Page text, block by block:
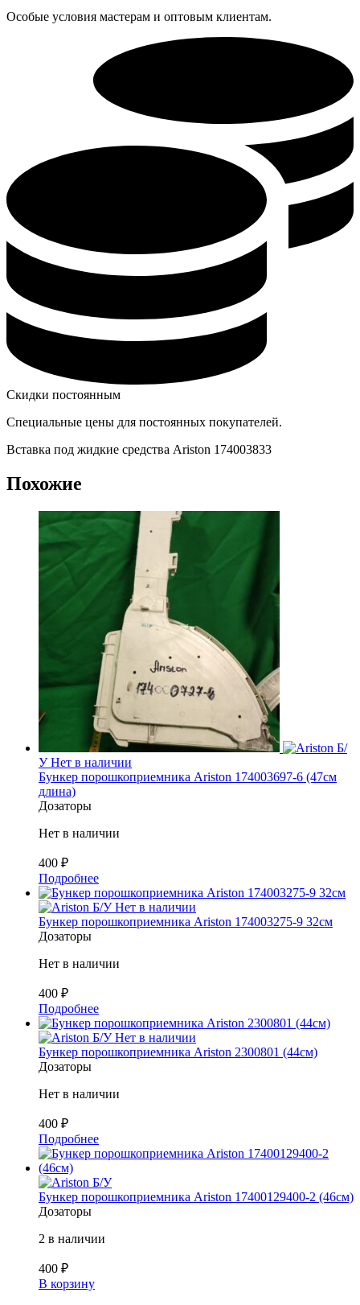
Особые условия мастерам и оптовым клиентам.
Скидки постоянным
Специальные цены для постоянных покупателей.
Вставка под жидкие средства Ariston 174003833
Похожие
Б/
У Нет в наличии
Бункер порошкоприемника Ariston 174003697-6 (47см
длина)
Дозаторы
Нет в наличии
400 ₽
Подробнее
Б/У Нет в наличии
Бункер порошкоприемника Ariston 174003275-9 32см
Дозаторы
Нет в наличии
400 ₽
Подробнее
Б/У Нет в наличии
Бункер порошкоприемника Ariston 2300801 (44см)
Дозаторы
Нет в наличии
400 ₽
Подробнее
Б/У
Бункер порошкоприемника Ariston 17400129400-2 (46см)
Дозаторы
2 в наличии
400 ₽
В корзину